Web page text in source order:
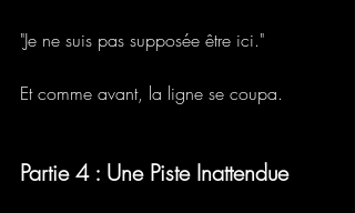
"Je ne suis pas supposée être ici."
Et comme avant, la ligne se coupa.
Partie 4 : Une Piste Inattendue